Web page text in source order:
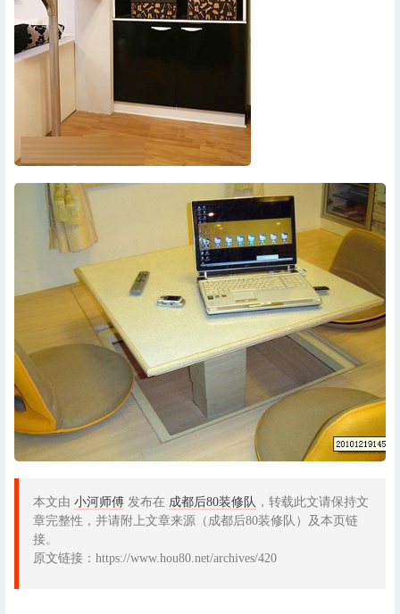
本文由 小河师傅 发布在 成都后80装修队 ，转载此文请保持文
章完整性，并请附上文章来源（成都后80装修队）及本页链
接。
原文链接：https://www.hou80.net/archives/420